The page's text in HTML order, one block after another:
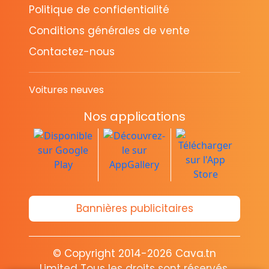
Politique de confidentialité
Conditions générales de vente
Contactez-nous
Voitures neuves
Nos applications
Bannières publicitaires
© Copyright 2014-2026 Cava.tn